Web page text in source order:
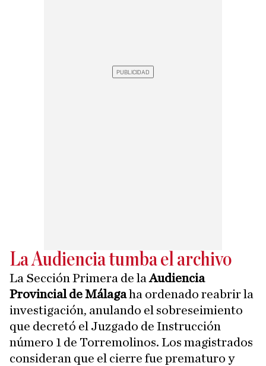
La Audiencia tumba el archivo
La Sección Primera de laAudiencia
Provincial de Málagaha ordenado reabrir la
investigación, anulando el sobreseimiento
que decretó el Juzgado de Instrucción
número 1 de Torremolinos. Los magistrados
consideran que el cierre fue prematuro y